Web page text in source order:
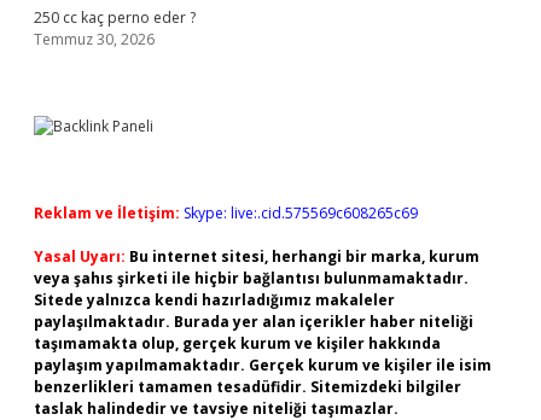
250 cc kaç perno eder ?
Temmuz 30, 2026
Reklam ve İletişim: Skype: live:.cid.575569c608265c69
Yasal Uyarı: Bu internet sitesi, herhangi bir marka, kurum
veya şahıs şirketi ile hiçbir bağlantısı bulunmamaktadır.
Sitede yalnızca kendi hazırladığımız makaleler
paylaşılmaktadır. Burada yer alan içerikler haber niteliği
taşımamakta olup, gerçek kurum ve kişiler hakkında
paylaşım yapılmamaktadır. Gerçek kurum ve kişiler ile isim
benzerlikleri tamamen tesadüfidir. Sitemizdeki bilgiler
taslak halindedir ve tavsiye niteliği taşımazlar.